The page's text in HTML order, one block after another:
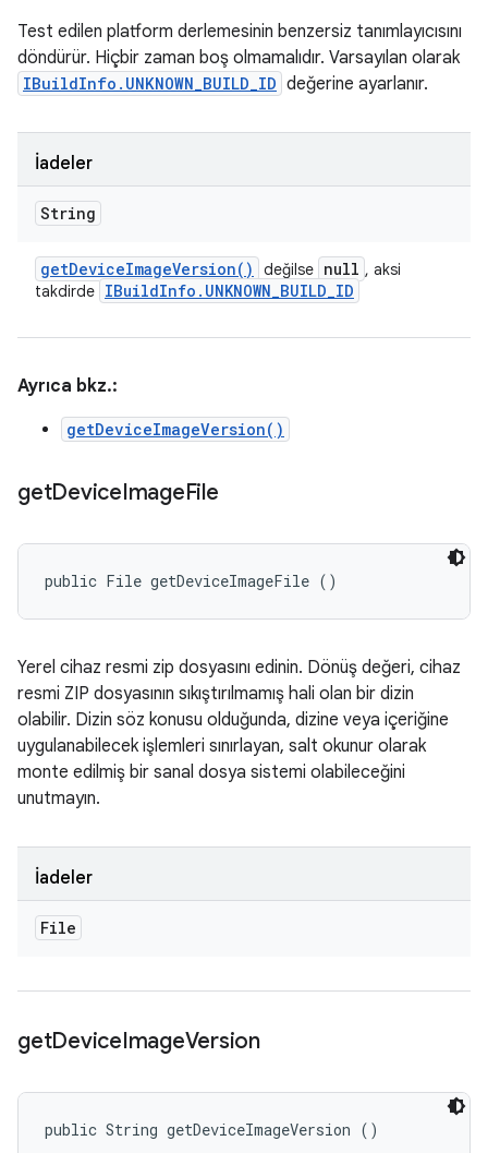
Test edilen platform derlemesinin benzersiz tanımlayıcısını
döndürür. Hiçbir zaman boş olmamalıdır. Varsayılan olarak
IBuildInfo.UNKNOWN_BUILD_ID değerine ayarlanır.
İadeler
String
getDeviceImageVersion( ) değilse null , aksi
takdirde IBuildInfo . UNKNOWN_BUILD_ID
Ayrıca bkz.:
getDeviceImageVersion()
getDeviceImageFile
public File getDeviceImageFile ()
Yerel cihaz resmi zip dosyasını edinin. Dönüş değeri, cihaz
resmi ZIP dosyasının sıkıştırılmamış hali olan bir dizin
olabilir. Dizin söz konusu olduğunda, dizine veya içeriğine
uygulanabilecek işlemleri sınırlayan, salt okunur olarak
monte edilmiş bir sanal dosya sistemi olabileceğini
unutmayın.
İadeler
File
getDeviceImageVersion
public String getDeviceImageVersion ()